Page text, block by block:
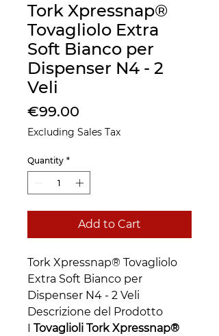
Tork Xpressnap®
Tovagliolo Extra
Soft Bianco per
Dispenser N4 - 2
Veli
€99.00
Excluding Sales Tax
Quantity *
Add to Cart
Tork Xpressnap® Tovagliolo
Extra Soft Bianco per
Dispenser N4 - 2 Veli
Descrizione del Prodotto
I Tovaglioli Tork Xpressnap®